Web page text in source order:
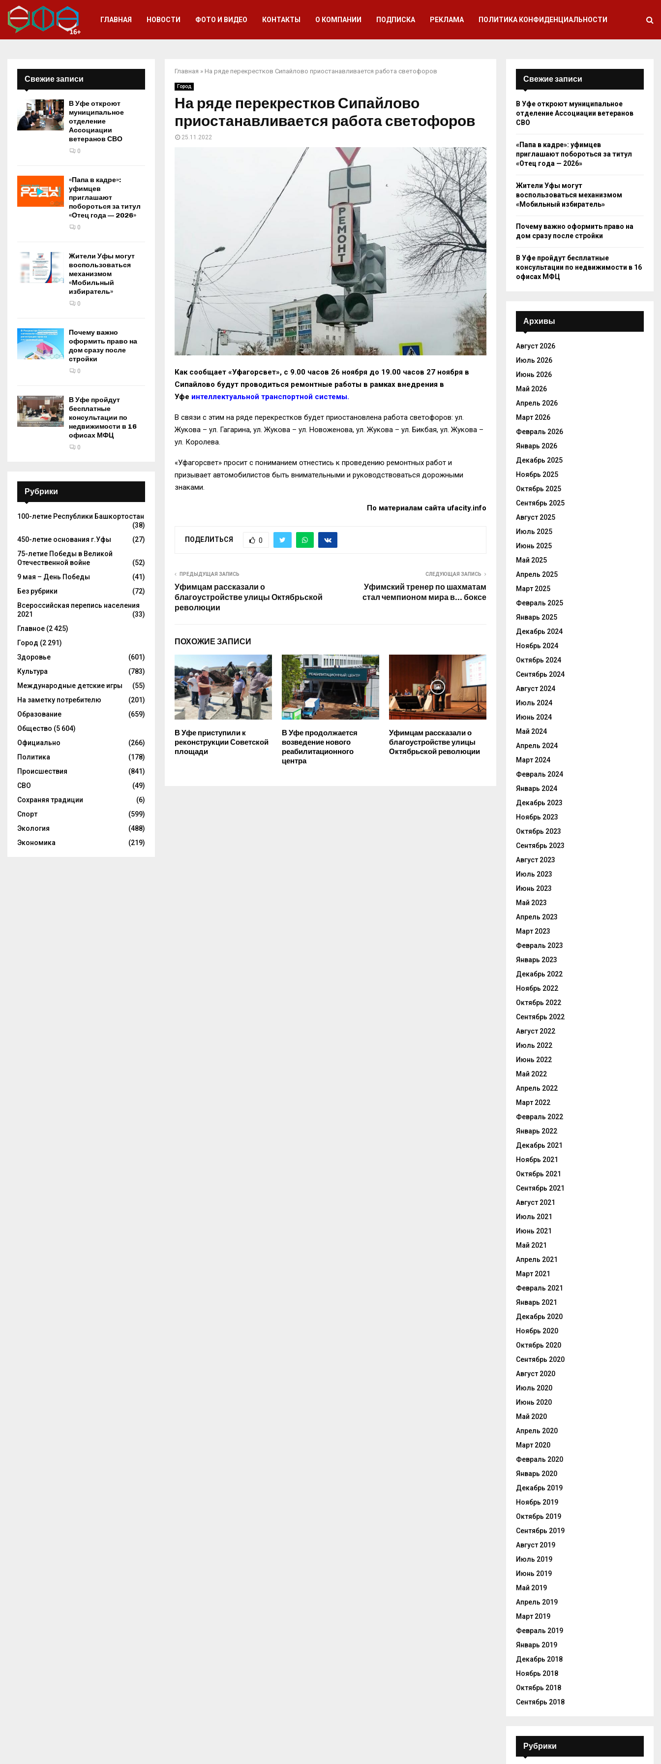
ГЛАВНАЯ НОВОСТИ ФОТО И ВИДЕО КОНТАКТЫ О КОМПАНИИ ПОДПИСКА РЕКЛАМА ПОЛИТИКА КОНФИДЕНЦИАЛЬНОСТИ
Главная » На ряде перекрестков Сипайлово приостанавливается работа светофоров
Город
На ряде перекрестков Сипайлово
приостанавливается работа светофоров
25.11.2022
Как сообщает «Уфагорсвет», с 9.00 часов 26 ноября до 19.00 часов 27 ноября в
Сипайлово будут проводиться ремонтные работы в рамках внедрения в
Уфе интеллектуальной транспортной системы.
В связи с этим на ряде перекрестков будет приостановлена работа светофоров: ул.
Жукова – ул. Гагарина, ул. Жукова – ул. Новоженова, ул. Жукова – ул. Бикбая, ул. Жукова –
ул. Королева.
«Уфагорсвет» просит с пониманием отнестись к проведению ремонтных работ и
призывает автомобилистов быть внимательными и руководствоваться дорожными
знаками.
По материалам сайта ufacity.info
ПОДЕЛИТЬСЯ 0
ПРЕДЫДУЩАЯ ЗАПИСЬ
Уфимцам рассказали о
благоустройстве улицы Октябрьской
революции
СЛЕДУЮЩАЯ ЗАПИСЬ
Уфимский тренер по шахматам
стал чемпионом мира в… боксе
ПОХОЖИЕ ЗАПИСИ
В Уфе приступили к
реконструкции Советской
площади
В Уфе продолжается
возведение нового
реабилитационного
центра
Уфимцам рассказали о
благоустройстве улицы
Октябрьской революции
Свежие записи
В Уфе откроют
муниципальное
отделение
Ассоциации
ветеранов СВО
0
«Папа в кадре»:
уфимцев
приглашают
побороться за титул
«Отец года — 2026»
0
Жители Уфы могут
воспользоваться
механизмом
«Мобильный
избиратель»
0
Почему важно
оформить право на
дом сразу после
стройки
0
В Уфе пройдут
бесплатные
консультации по
недвижимости в 16
офисах МФЦ
0
Рубрики
100-летие Республики Башкортостан
(38)
450-летие основания г.Уфы
(27)
75-летие Победы в Великой
Отечественной войне
(52)
9 мая – День Победы
(41)
Без рубрики
(72)
Всероссийская перепись населения
2021
(33)
Главное (2 425)
Город (2 291)
Здоровье
(601)
Культура
(783)
Международные детские игры
(55)
На заметку потребителю
(201)
Образование
(659)
Общество (5 604)
Официально
(266)
Политика
(178)
Происшествия
(841)
СВО
(49)
Сохраняя традиции
(6)
Спорт
(599)
Экология
(488)
Экономика
(219)
Свежие записи
В Уфе откроют муниципальное
отделение Ассоциации ветеранов
СВО
«Папа в кадре»: уфимцев
приглашают побороться за титул
«Отец года — 2026»
Жители Уфы могут
воспользоваться механизмом
«Мобильный избиратель»
Почему важно оформить право на
дом сразу после стройки
В Уфе пройдут бесплатные
консультации по недвижимости в 16
офисах МФЦ
Архивы
Август 2026
Июль 2026
Июнь 2026
Май 2026
Апрель 2026
Март 2026
Февраль 2026
Январь 2026
Декабрь 2025
Ноябрь 2025
Октябрь 2025
Сентябрь 2025
Август 2025
Июль 2025
Июнь 2025
Май 2025
Апрель 2025
Март 2025
Февраль 2025
Январь 2025
Декабрь 2024
Ноябрь 2024
Октябрь 2024
Сентябрь 2024
Август 2024
Июль 2024
Июнь 2024
Май 2024
Апрель 2024
Март 2024
Февраль 2024
Январь 2024
Декабрь 2023
Ноябрь 2023
Октябрь 2023
Сентябрь 2023
Август 2023
Июль 2023
Июнь 2023
Май 2023
Апрель 2023
Март 2023
Февраль 2023
Январь 2023
Декабрь 2022
Ноябрь 2022
Октябрь 2022
Сентябрь 2022
Август 2022
Июль 2022
Июнь 2022
Май 2022
Апрель 2022
Март 2022
Февраль 2022
Январь 2022
Декабрь 2021
Ноябрь 2021
Октябрь 2021
Сентябрь 2021
Август 2021
Июль 2021
Июнь 2021
Май 2021
Апрель 2021
Март 2021
Февраль 2021
Январь 2021
Декабрь 2020
Ноябрь 2020
Октябрь 2020
Сентябрь 2020
Август 2020
Июль 2020
Июнь 2020
Май 2020
Апрель 2020
Март 2020
Февраль 2020
Январь 2020
Декабрь 2019
Ноябрь 2019
Октябрь 2019
Сентябрь 2019
Август 2019
Июль 2019
Июнь 2019
Май 2019
Апрель 2019
Март 2019
Февраль 2019
Январь 2019
Декабрь 2018
Ноябрь 2018
Октябрь 2018
Сентябрь 2018
Рубрики